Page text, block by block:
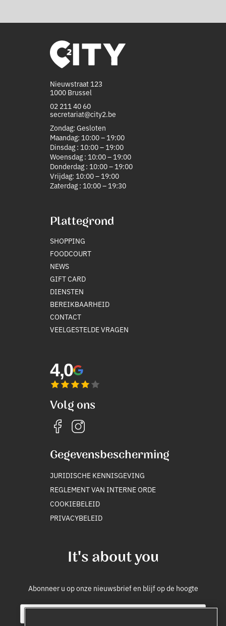
Nieuwstraat 123
1000 Brussel
02 211 40 60
secretariat@city2.be
Zondag: Gesloten
Maandag: 10:00 – 19:00
Dinsdag : 10:00 – 19:00
Woensdag : 10:00 – 19:00
Donderdag : 10:00 – 19:00
Vrijdag: 10:00 – 19:00
Zaterdag : 10:00 – 19:30
Plattegrond
SHOPPING
FOODCOURT
NEWS
GIFT CARD
DIENSTEN
BEREIKBAARHEID
CONTACT
VEELGESTELDE VRAGEN
It's about you
Abonneer u op onze nieuwsbrief en blijf op de hoogte
ES
4,0
Volg ons
Gegevensbescherming
JURIDISCHE KENNISGEVING
REGLEMENT VAN INTERNE ORDE
COOKIEBELEID
PRIVACYBELEID